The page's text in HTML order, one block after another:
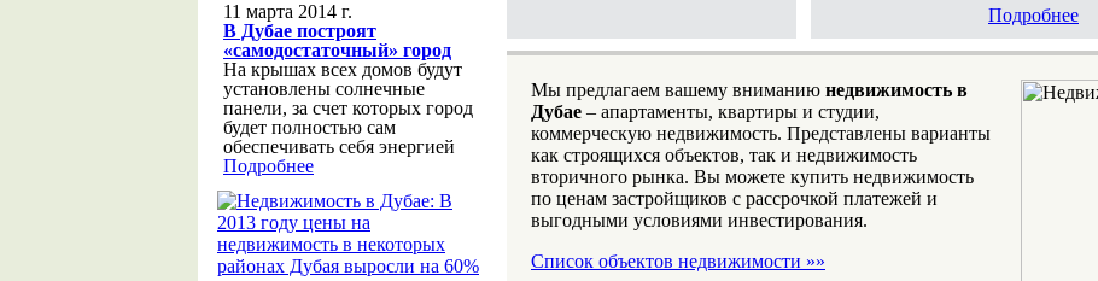
Подробнее
Мы предлагаем вашему вниманию недвижимость в
Дубае – апартаменты, квартиры и студии,
коммерческую недвижимость. Представлены варианты
как строящихся объектов, так и недвижимость
вторичного рынка. Вы можете купить недвижимость
по ценам застройщиков с рассрочкой платежей и
выгодными условиями инвестирования.
Список объектов недвижимости »»
11 марта 2014 г.
В Дубае построят
«самодостаточный» город
На крышах всех домов будут
установлены солнечные
панели, за счет которых город
будет полностью сам
обеспечивать себя энергией
Подробнее